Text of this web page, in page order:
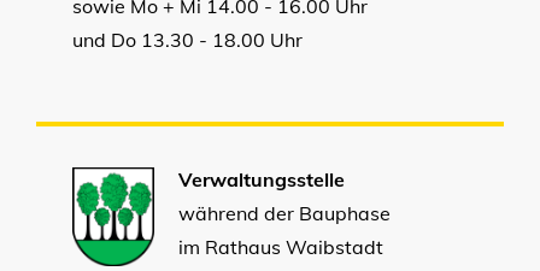
sowie Mo + Mi 14.00 - 16.00 Uhr
und Do 13.30 - 18.00 Uhr
Verwaltungsstelle
während der Bauphase
im Rathaus Waibstadt